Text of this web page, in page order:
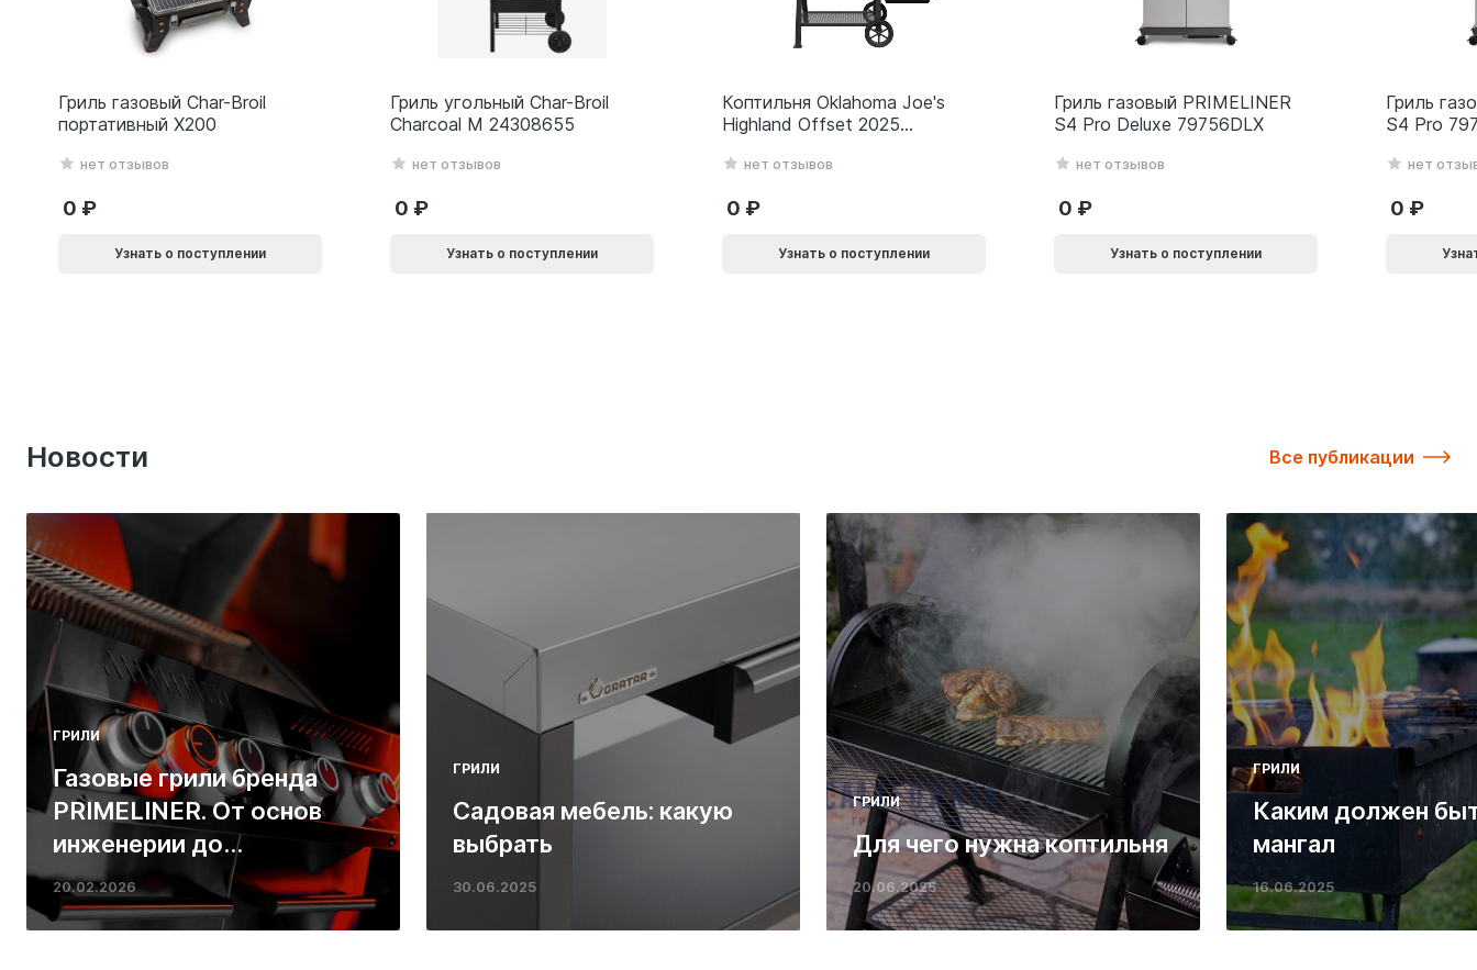
Гриль газовый Char-Broil
портативный X200
нет отзывов
0
Узнать о поступлении
Гриль угольный Char-Broil
Charcoal M 24308655
нет отзывов
0
Узнать о поступлении
Коптильня Oklahoma Joe's
Highland Offset 2025
нет отзывов
0
Узнать о поступлении
Гриль газовый PRIMELINER
S4 Pro Deluxe 79756DLX
нет отзывов
0
Узнать о поступлении
Гриль
S4 Pro
нет
0
Новости Все публикации
ГРИЛИ
Газовые грили бренда
PRIMELINER. От основ
инженерии до
ресторанных стейков у
вас дома
20.02.2026
ГРИЛИ
Садовая мебель: какую
выбрать
30.06.2025
ГРИЛИ
Для чего нужна коптильня
20.06.2025
ГРИЛИ
Каким должен
мангал
16.06.2025